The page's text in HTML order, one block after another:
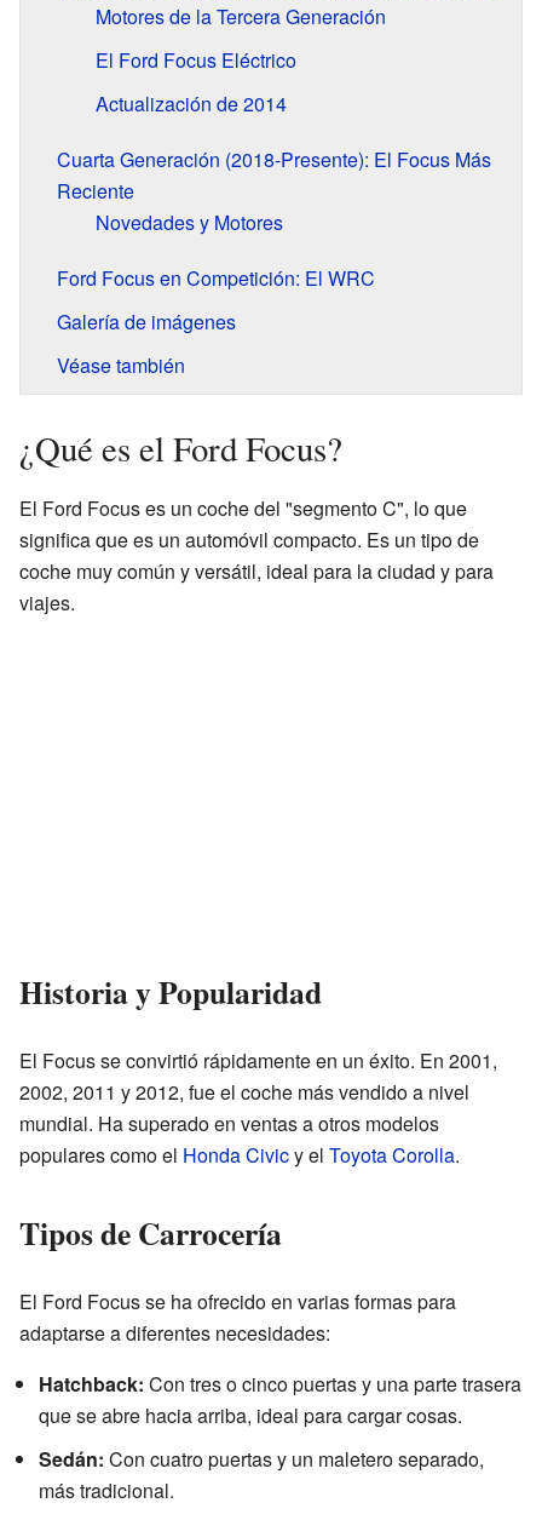
Motores de la Tercera Generación
El Ford Focus Eléctrico
Actualización de 2014
Cuarta Generación (2018-Presente): El Focus Más
Reciente
Novedades y Motores
Ford Focus en Competición: El WRC
Galería de imágenes
Véase también
¿Qué es el Ford Focus?
El Ford Focus es un coche del "segmento C", lo que
significa que es un automóvil compacto. Es un tipo de
coche muy común y versátil, ideal para la ciudad y para
viajes.
Historia y Popularidad
El Focus se convirtió rápidamente en un éxito. En 2001,
2002, 2011 y 2012, fue el coche más vendido a nivel
mundial. Ha superado en ventas a otros modelos
populares como el Honda Civicy el Toyota Corolla.
Tipos de Carrocería
El Ford Focus se ha ofrecido en varias formas para
adaptarse a diferentes necesidades:
Hatchback: Con tres o cinco puertas y una parte trasera
que se abre hacia arriba, ideal para cargar cosas.
Sedán: Con cuatro puertas y un maletero separado,
más tradicional.